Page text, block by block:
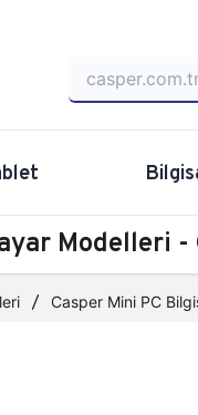
Modelleri
Casper Mini PC